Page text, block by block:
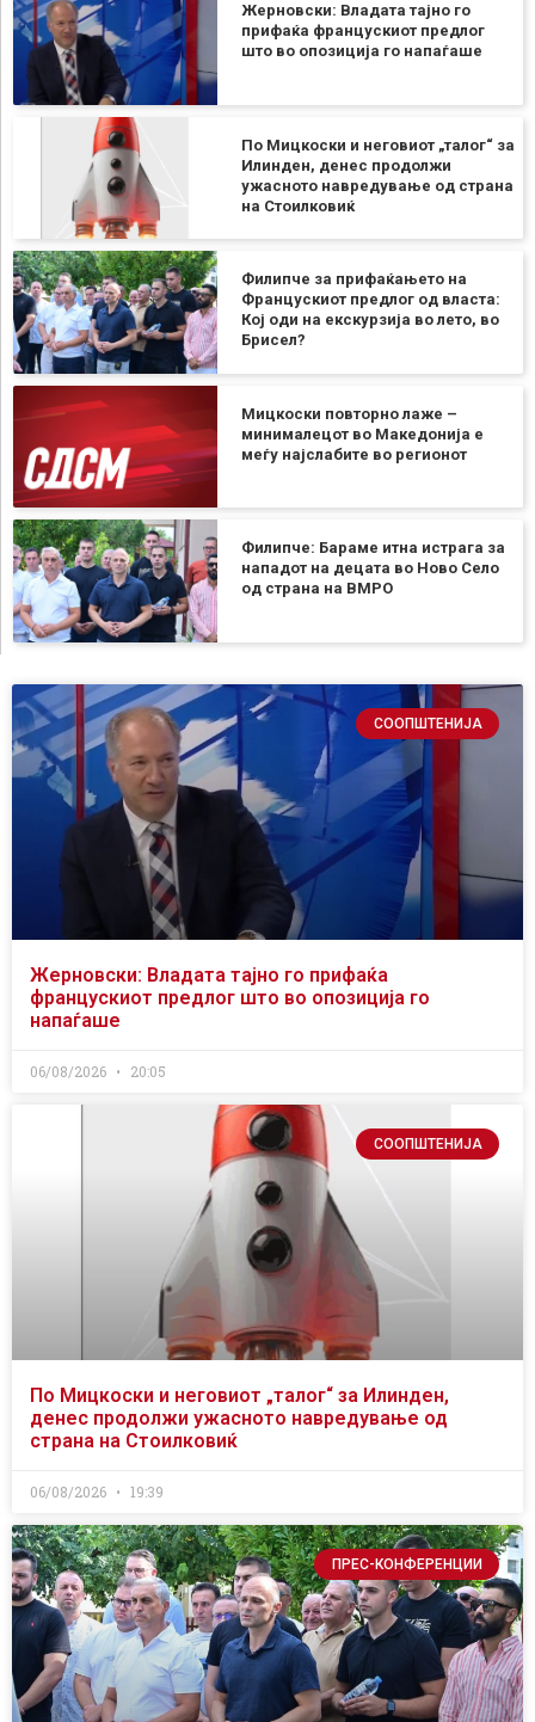
Жерновски: Владата тајно го
прифаќа францускиот предлог
што во опозиција го напаѓаше
По Мицкоски и неговиот „талог“ за
Илинден, денес продолжи
ужасното навредување од страна
на Стоилковиќ
Филипче за прифаќањето на
Францускиот предлог од власта:
Кој оди на екскурзија во лето, во
Брисел?
Мицкоски повторно лаже –
минималецот во Македонија е
меѓу најслабите во регионот
Филипче: Бараме итна истрага за
нападот на децата во Ново Село
од страна на ВМРО
СООПШТЕНИЈА
Жерновски: Владата тајно го прифаќа
францускиот предлог што во опозиција го
напаѓаше
06/08/2026 20:05
СООПШТЕНИЈА
По Мицкоски и неговиот „талог“ за Илинден,
денес продолжи ужасното навредување од
страна на Стоилковиќ
06/08/2026 19:39
ПРЕС-КОНФЕРЕНЦИИ